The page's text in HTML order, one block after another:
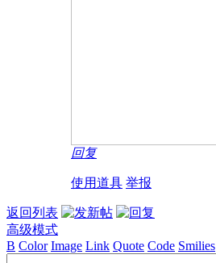
回复
使用道具 举报
返回列表
高级模式
B Color Image Link Quote Code Smilies